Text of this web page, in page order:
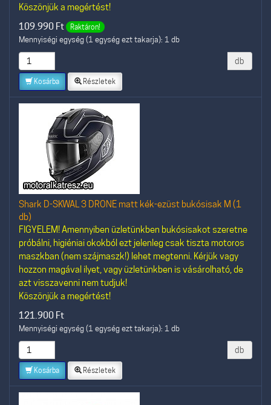
Köszönjük a megértést!
109.990 Ft Raktáron!
Mennyiségi egység (1 egység ezt takarja): 1 db
db
Kosárba Részletek
Shark D-SKWAL 3 DRONE matt kék-ezüst bukósisak M (1
db)
FIGYELEM! Amennyiben üzletünkben bukósisakot szeretne
próbálni, higiéniai okokból ezt jelenleg csak tiszta motoros
maszkban (nem szájmaszk!) lehet megtenni. Kérjük vagy
hozzon magával ilyet, vagy üzletünkben is vásárolható, de
azt visszavenni nem tudjuk!
Köszönjük a megértést!
121.900 Ft
Mennyiségi egység (1 egység ezt takarja): 1 db
db
Kosárba Részletek